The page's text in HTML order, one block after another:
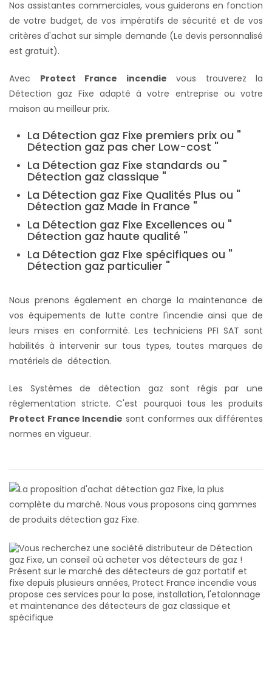
Nos assistantes commerciales, vous guiderons en fonction
de votre budget, de vos impératifs de sécurité et de vos
critères d'achat sur simple demande (Le devis personnalisé
est gratuit).
Avec Protect France incendie vous trouverez la
Détection gaz Fixe adapté à votre entreprise ou votre
maison au meilleur prix.
La Détection gaz Fixe premiers prix ou "
Détection gaz pas cher Low-cost "
La Détection gaz Fixe standards ou "
Détection gaz classique "
La Détection gaz Fixe Qualités Plus ou "
Détection gaz Made in France "
La Détection gaz Fixe Excellences ou "
Détection gaz haute qualité "
La Détection gaz Fixe spécifiques ou "
Détection gaz particulier "
Nous prenons également en charge la maintenance de
vos équipements de lutte contre l'incendie ainsi que de
leurs mises en conformité. Les techniciens PFI SAT sont
habilités à intervenir sur tous types, toutes marques de
matériels de détection.
Les Systèmes de détection gaz sont régis par une
réglementation stricte. C'est pourquoi tous les produits
Protect France Incendie sont conformes aux différentes
normes en vigueur.